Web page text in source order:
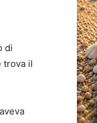
di
trova il